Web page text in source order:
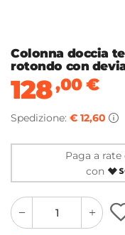
Colonna doccia
rotondo con
128,00€
Spedizione: € 12,60
Paga a rate
con
quantity
button
minus
button